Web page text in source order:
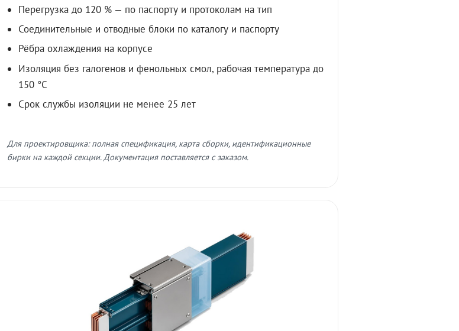
Перегрузка до 120 % — по паспорту и протоколам на тип
Соединительные и отводные блоки по каталогу и паспорту
Рёбра охлаждения на корпусе
Изоляция без галогенов и фенольных смол, рабочая температура до
150 °C
Срок службы изоляции не менее 25 лет
Для проектировщика: полная спецификация, карта сборки, идентификационные
бирки на каждой секции. Документация поставляется с заказом.